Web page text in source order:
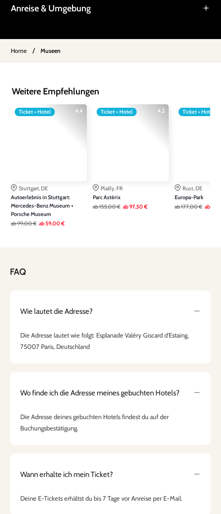
Anreise & Umgebung
Home / Museen
Weitere Empfehlungen
4.4
Ticket + Hotel
Stuttgart, DE
Autoerlebnis in Stuttgart:
Mercedes-Benz Museum +
Porsche Museum
ab99,00 € ab59,00 €
4.2
Ticket + Hotel
Plailly, FR
Parc Astérix
ab155,00 € ab97,50 €
Ticket + Hotel
Rust, DE
Europa-Park
ab177,00 € ab
FAQ
Wie lautet die Adresse?
Die Adresse lautet wie folgt: Esplanade Valéry Giscard d'Estaing,
75007 Paris, Deutschland
Wo finde ich die Adresse meines gebuchten Hotels?
Die Adresse deines gebuchten Hotels findest du auf der
Buchungsbestätigung.
Wann erhalte ich mein Ticket?
Deine E-Tickets erhältst du bis 7 Tage vor Anreise per E-Mail.